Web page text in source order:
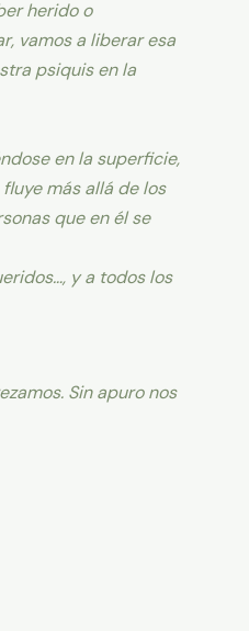
herido o
vamos a liberar esa
psiquis en la
en la superficie,
más allá de los
que en él se
y a todos los
Sin apuro nos